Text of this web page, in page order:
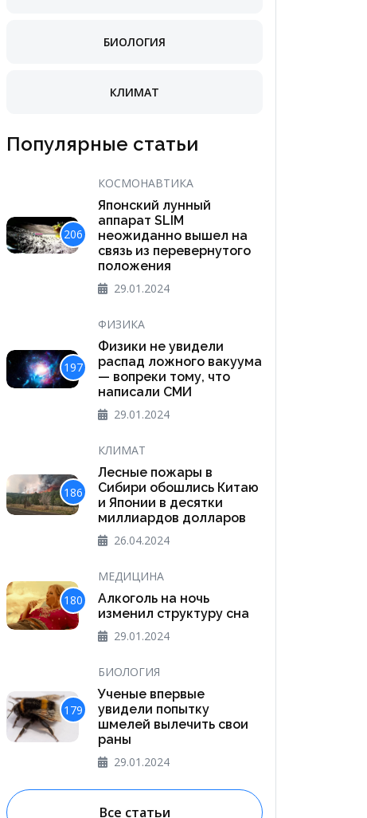
БИОЛОГИЯ
КЛИМАТ
Популярные статьи
206
КОСМОНАВТИКА
Японский лунный
аппарат SLIM
неожиданно вышел на
связь из перевернутого
положения
29.01.2024
197
ФИЗИКА
Физики не увидели
распад ложного вакуума
— вопреки тому, что
написали СМИ
29.01.2024
186
КЛИМАТ
Лесные пожары в
Сибири обошлись Китаю
и Японии в десятки
миллиардов долларов
26.04.2024
180
МЕДИЦИНА
Алкоголь на ночь
изменил структуру сна
29.01.2024
179
БИОЛОГИЯ
Ученые впервые
увидели попытку
шмелей вылечить свои
раны
29.01.2024
Все статьи